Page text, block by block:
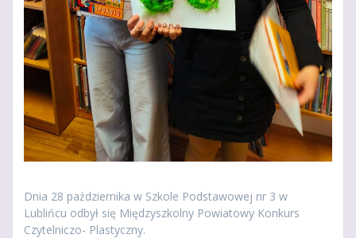
Dnia 28 października w Szkole Podstawowej nr 3 w
Lublińcu odbył się Międzyszkolny Powiatowy Konkurs
Czytelniczo- Plastyczny.